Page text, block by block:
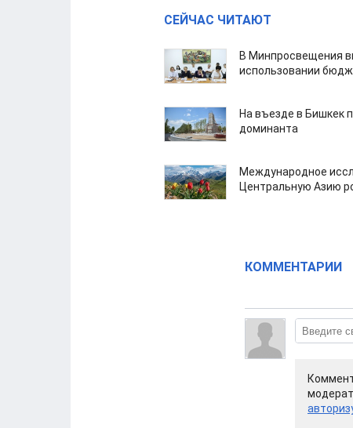
СЕЙЧАС ЧИТАЮТ
В Минпросвещения
использовании
На въезде в Бишкек
доминанта
Международное
Центральную Азию
КОММЕНТАРИИ